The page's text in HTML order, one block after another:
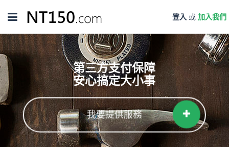
Toggle
navigation
登入 或 加入我們
第三方支付保障
安心搞定大小事
我要提供服務